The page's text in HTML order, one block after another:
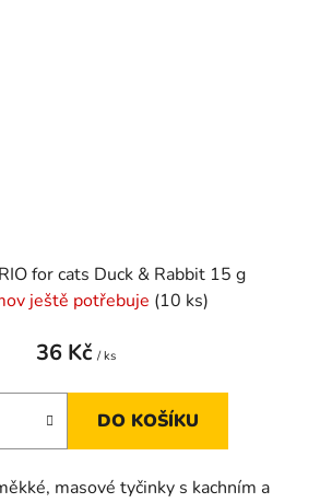
for cats Duck & Rabbit 15 g
ještě potřebuje (10 ks)
36 Kč / ks
DO KOŠÍKU
masové tyčinky s kachním a